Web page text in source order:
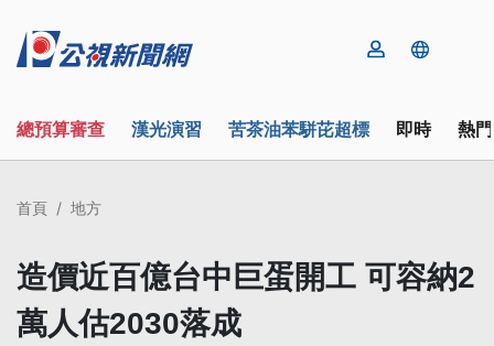
總預算審查 漢光演習 苦茶油苯駢芘超標 即時 熱
首頁 地方
造價近百億台中巨蛋開工 可容納2
萬人估2030落成